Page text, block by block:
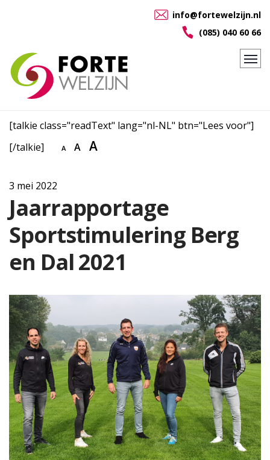
info@fortewelzijn.nl
(085) 040 60 66
[talkie class="readText" lang="nl-NL" btn="Lees voor"]
[/talkie]
A A A
3 mei 2022
Jaarrapportage
Sportstimulering Berg
en Dal 2021